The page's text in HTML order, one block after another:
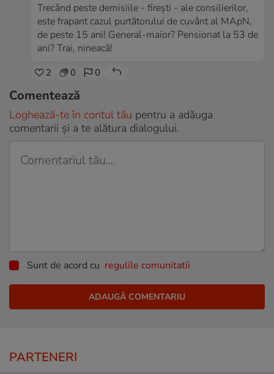
Trecând peste demisiile - firești - ale consilierilor,
este frapant cazul purtătorului de cuvânt al MApN,
de peste 15 ani! General-maior? Pensionat la 53 de
ani? Trai, nineacă!
2 0 0
Comentează
Loghează-te în contul tău pentru a adăuga
comentarii și a te alătura dialogului.
Sunt de acord cu regulile comunitatii
PARTENERI